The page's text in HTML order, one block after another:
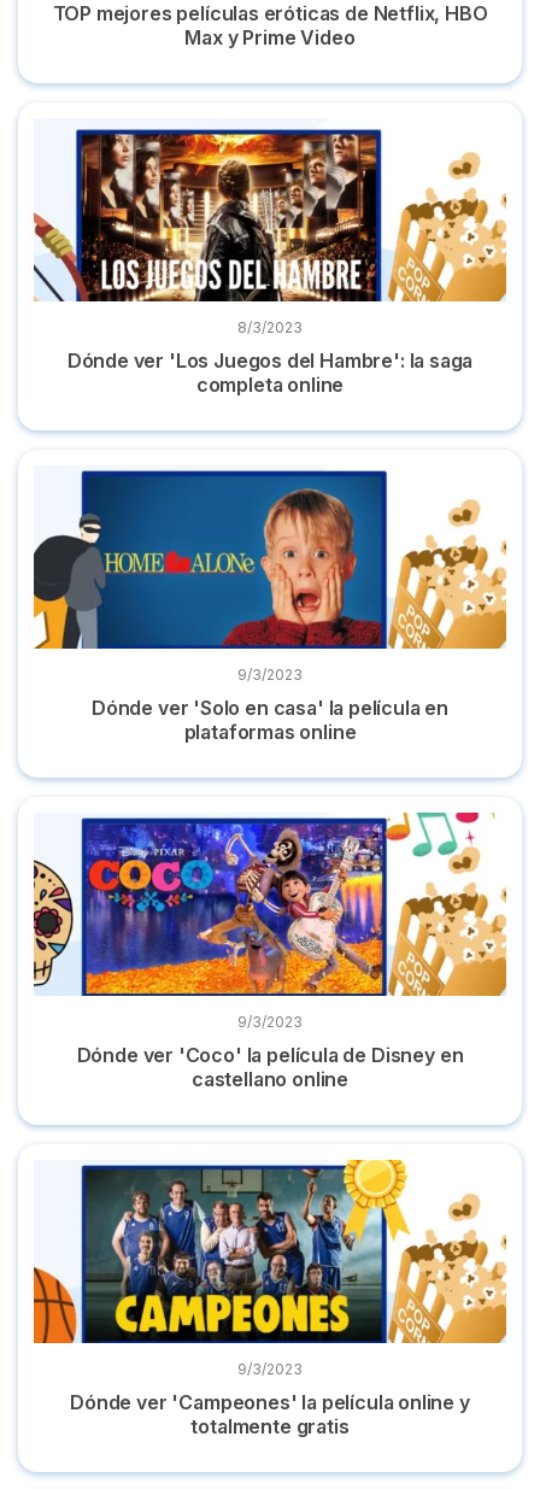
TOP mejores películas eróticas de Netflix, HBO
Max y Prime Video
Dónde ver 'Los Juegos del Hambre': la saga completa
8/3/2023
Dónde ver 'Los Juegos del Hambre': la saga
completa online
Dónde ver 'Solo en casa' la película en plataformas online
9/3/2023
Dónde ver 'Solo en casa' la película en
plataformas online
Dónde ver 'Coco' la película de Disney en castellano online
9/3/2023
Dónde ver 'Coco' la película de Disney en
castellano online
Dónde ver 'Campeones' la película online y totalmente gratis
9/3/2023
Dónde ver 'Campeones' la película online y
totalmente gratis